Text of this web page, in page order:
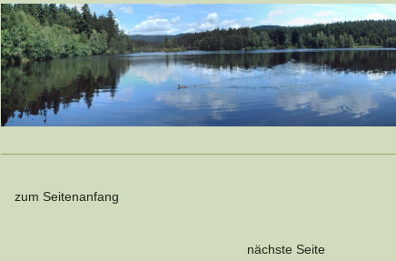
zum Seitenanfang
nächste Seite